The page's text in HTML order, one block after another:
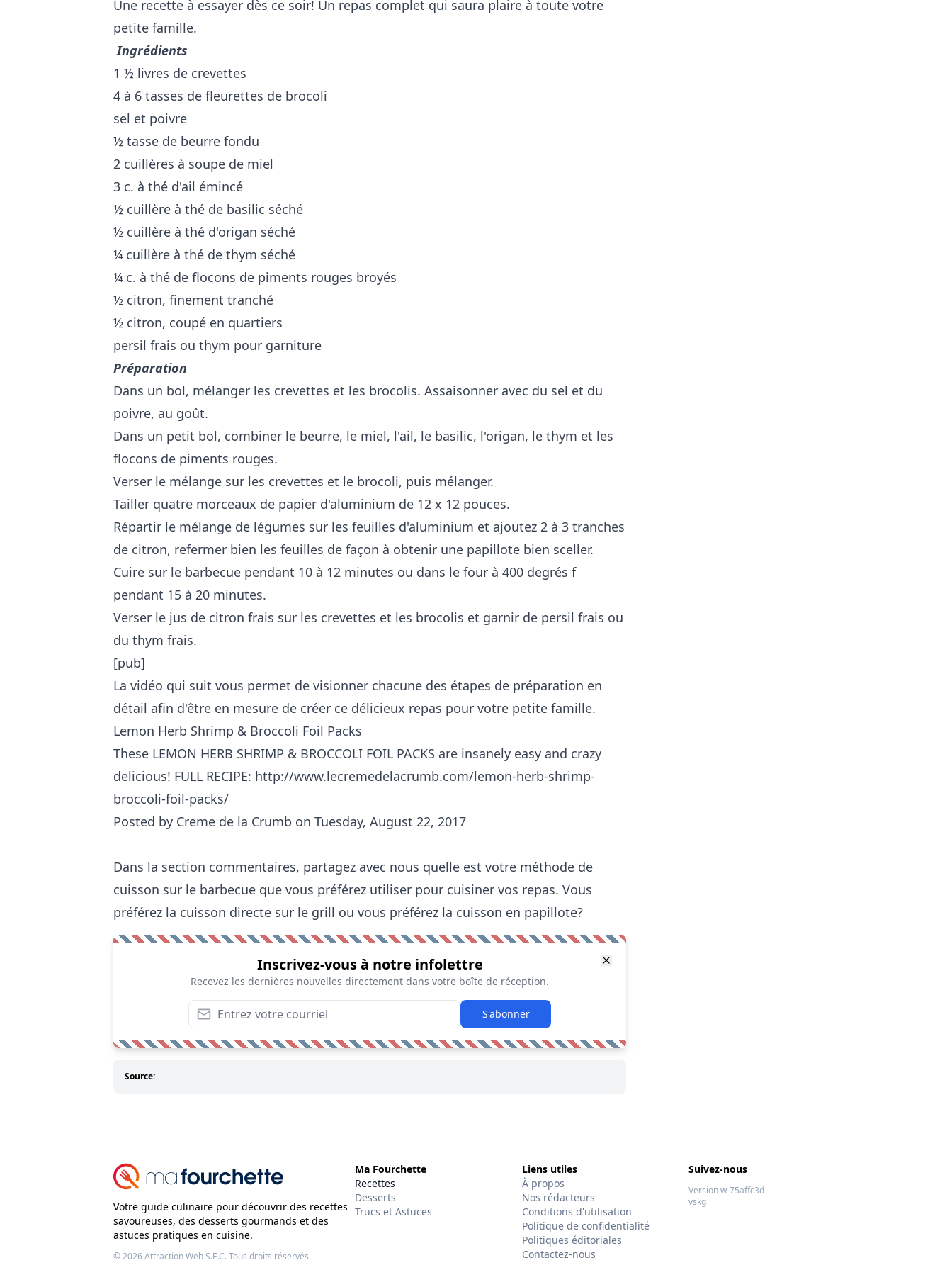
Une recette à essayer dès ce soir! Un repas complet qui saura plaire à toute votre
petite famille.
Ingrédients
1 ½ livres de crevettes
4 à 6 tasses de fleurettes de brocoli
sel et poivre
½ tasse de beurre fondu
2 cuillères à soupe de miel
3 c. à thé d'ail émincé
½ cuillère à thé de basilic séché
½ cuillère à thé d'origan séché
¼ cuillère à thé de thym séché
¼ c. à thé de flocons de piments rouges broyés
½ citron, finement tranché
½ citron, coupé en quartiers
persil frais ou thym pour garniture
Préparation
Dans un bol, mélanger les crevettes et les brocolis. Assaisonner avec du sel et du
poivre, au goût.
Dans un petit bol, combiner le beurre, le miel, l'ail, le basilic, l'origan, le thym et les
flocons de piments rouges.
Verser le mélange sur les crevettes et le brocoli, puis mélanger.
Tailler quatre morceaux de papier d'aluminium de 12 x 12 pouces.
Répartir le mélange de légumes sur les feuilles d'aluminium et ajoutez 2 à 3 tranches
de citron, refermer bien les feuilles de façon à obtenir une papillote bien sceller.
Cuire sur le barbecue pendant 10 à 12 minutes ou dans le four à 400 degrés f
pendant 15 à 20 minutes.
Verser le jus de citron frais sur les crevettes et les brocolis et garnir de persil frais ou
du thym frais.
[pub]
La vidéo qui suit vous permet de visionner chacune des étapes de préparation en
détail afin d'être en mesure de créer ce délicieux repas pour votre petite famille.
Lemon Herb Shrimp & Broccoli Foil Packs
These LEMON HERB SHRIMP & BROCCOLI FOIL PACKS are insanely easy and crazy
delicious! FULL RECIPE: http://www.lecremedelacrumb.com/lemon-herb-shrimp-
broccoli-foil-packs/
Posted by Creme de la Crumb on Tuesday, August 22, 2017
Dans la section commentaires, partagez avec nous quelle est votre méthode de
cuisson sur le barbecue que vous préférez utiliser pour cuisiner vos repas. Vous
préférez la cuisson directe sur le grill ou vous préférez la cuisson en papillote?
Inscrivez-vous à notre infolettre
Recevez les dernières nouvelles directement dans votre boîte de réception.
S'abonner
Source:
Votre guide culinaire pour découvrir des recettes
savoureuses, des desserts gourmands et des
astuces pratiques en cuisine.
© 2026Attraction Web S.E.C.Tous droits réservés.
Ma Fourchette
Recettes
Desserts
Trucs et Astuces
Liens utiles
À propos
Nos rédacteurs
Conditions d'utilisation
Politique de confidentialité
Politiques éditoriales
Contactez-nous
Suivez-nous
Version w-75affc3d
vskg